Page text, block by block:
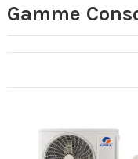
Gamme